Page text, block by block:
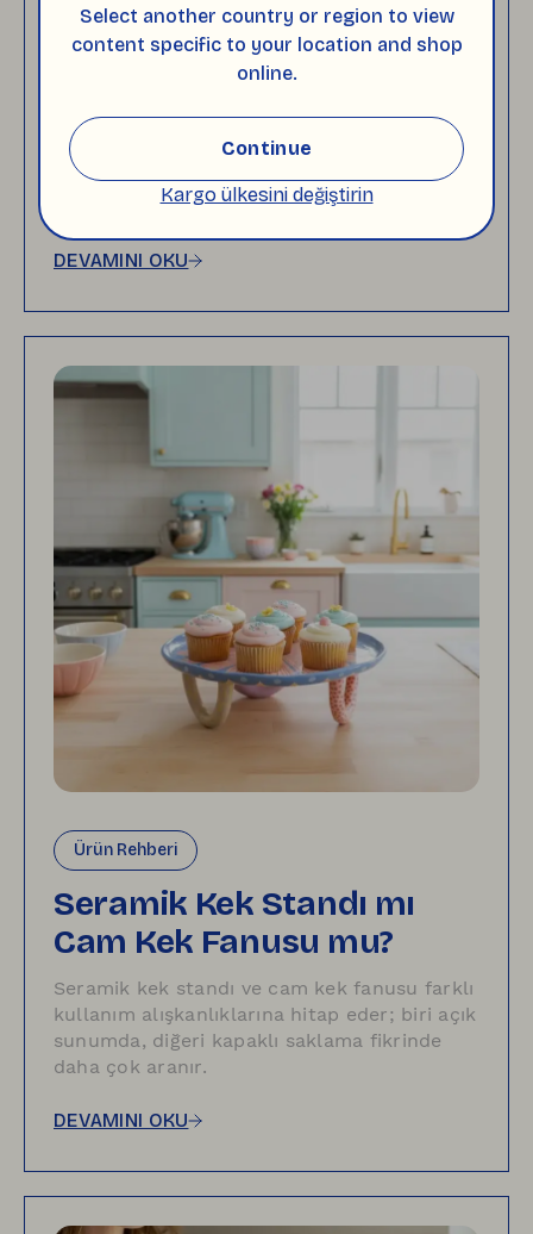
Select another country or region to view
content specific to your location and shop
online.
Continue
Kargo ülkesini değiştirin
Pasta Standı Seçerken
Ölçü, Yükseklik ve Taban
Dengesi Neden Önemli?
Pasta standı seçerken yalnızca renge değil;
pasta ölçüsüne, stand yüksekliğine, yüzey
alanına ve taban dengesine de dikkat etmek
DEVAMINI OKU
Ürün Rehberi
Seramik Kek Standı mı
Cam Kek Fanusu mu?
Seramik kek standı ve cam kek fanusu farklı
kullanım alışkanlıklarına hitap eder; biri açık
sunumda, diğeri kapaklı saklama fikrinde
daha çok aranır.
DEVAMINI OKU